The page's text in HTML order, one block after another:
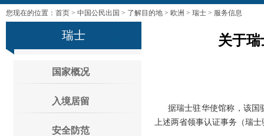
您现在的位置： 首页 > 中国公民出国 > 了解目的地 > 欧洲 > 瑞士 > 服务信息
瑞士
国家概况
入境居留
安全防范
关于
据瑞士驻华使馆称，该国
上述两省领事认证事务（瑞